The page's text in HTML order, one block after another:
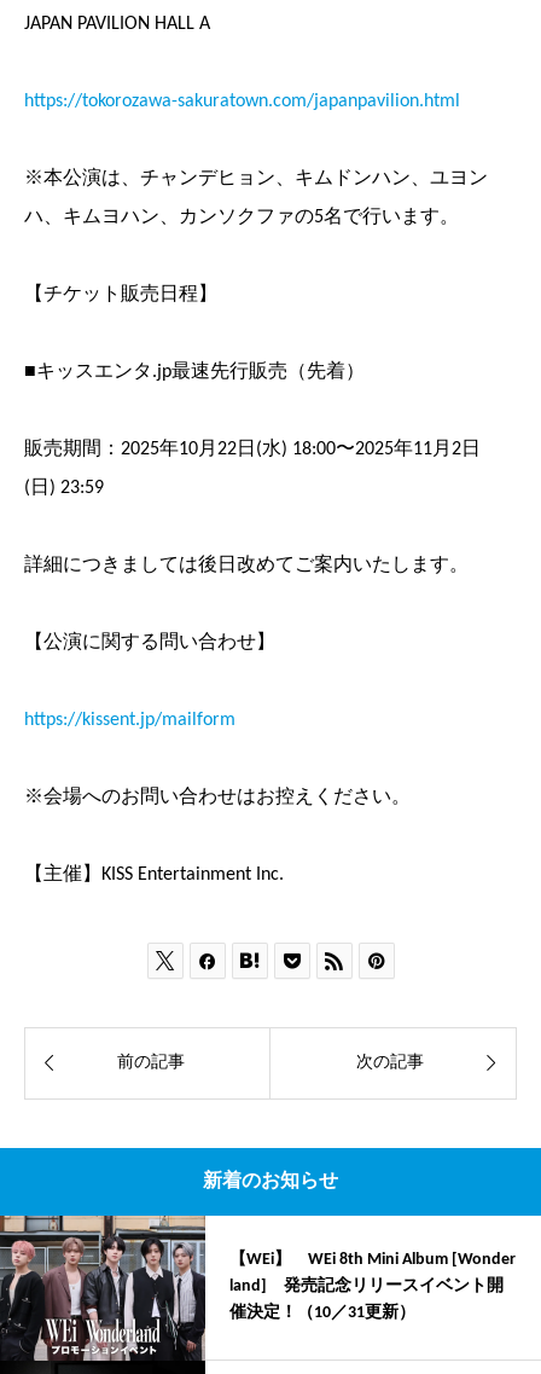
JAPAN PAVILION HALL A
https://tokorozawa-sakuratown.com/japanpavilion.html
※本公演は、チャンデヒョン、キムドンハン、ユヨン
ハ、キムヨハン、カンソクファの5名で行います。
【チケット販売日程】
■キッスエンタ.jp最速先行販売（先着）
販売期間：2025年10月22日(水) 18:00〜2025年11月2日
(日) 23:59
詳細につきましては後日改めてご案内いたします。
【公演に関する問い合わせ】
https://kissent.jp/mailform
※会場へのお問い合わせはお控えください。
【主催】KISS Entertainment Inc.
     
 前の記事 次の記事 
新着のお知らせ
【WEi】 WEi 8th Mini Album [Wonder
land] 発売記念リリースイベント開
催決定！（10／31更新）